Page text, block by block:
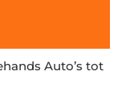
Auto’s tot